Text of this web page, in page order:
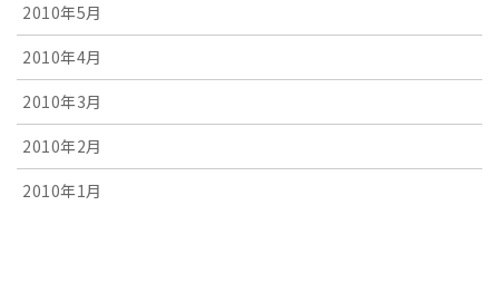
2010年5月
2010年4月
2010年3月
2010年2月
2010年1月